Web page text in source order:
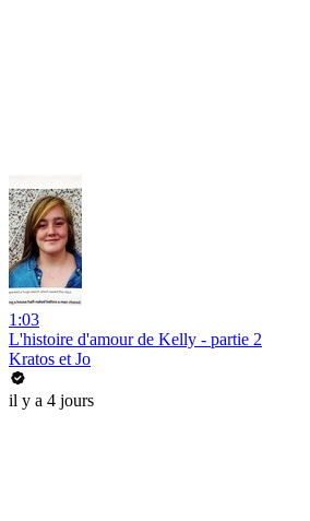
1:03
L'histoire d'amour de Kelly - partie 2
Kratos et Jo
il y a 4 jours